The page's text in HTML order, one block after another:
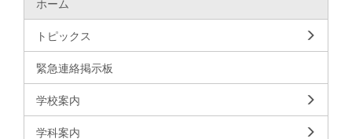
ホーム
トピックス
緊急連絡掲示板
学校案内
学科案内